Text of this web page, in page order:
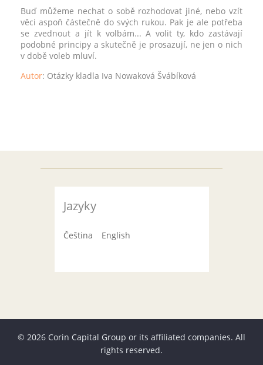
Buď můžeme nechat o sobě rozhodovat jiné, nebo vzít
věci aspoň částečně do svých rukou. Pak je ale potřeba
se zvednout a jít k volbám... A volit ty, kdo zastávají
podobné principy a skutečně je prosazují, ne jen o nich
v době voleb mluví.
Autor: Otázky kladla Iva Nowaková Švábíková
Jazyky
Čeština English
© 2026 Corin Capital Group or its affiliated companies. All
rights reserved.